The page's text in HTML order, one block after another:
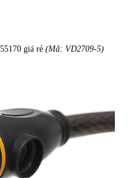
giá rẻ (Mã: VD2709-5)